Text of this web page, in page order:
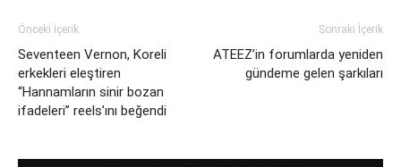
Önceki İçerik
Seventeen Vernon, Koreli
erkekleri eleştiren
“Hannamların sinir bozan
ifadeleri” reels’ını beğendi
Sonraki İçerik
ATEEZ’in forumlarda yeniden
gündeme gelen şarkıları